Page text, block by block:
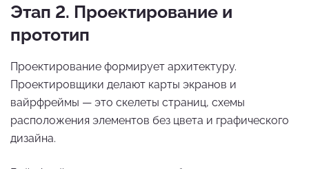
Этап 2. Проектирование и
прототип
Проектирование формирует архитектуру.
Проектировщики делают карты экранов и
вайрфреймы — это скелеты страниц, схемы
расположения элементов без цвета и графического
дизайна.